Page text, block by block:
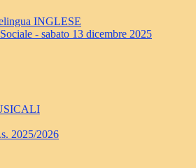
INGLESE
- sabato 13 dicembre 2025
2025/2026